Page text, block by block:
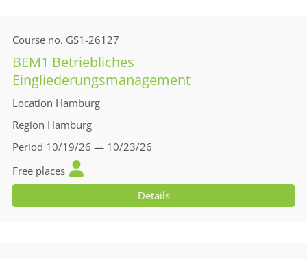
Course no. GS1-26127
BEM1 Betriebliches
Eingliederungsmanagement
Location Hamburg
Region Hamburg
Period 10/19/26 — 10/23/26
Free places
Details